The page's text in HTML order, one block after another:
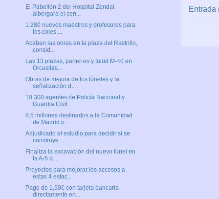
Entrada
El Pabellón 2 del Hospital Zendal
albergará el cen...
1.280 nuevos maestros y profesores para
los coles ...
Acaban las obras en la plaza del Rastrillo,
consid...
Las 13 plazas, parterres y talud M-40 en
Orcasitas...
Obras de mejora de los túneles y la
señalización d...
10.300 agentes de Policía Nacional y
Guardia Civil...
8,5 millones destinados a la Comunidad
de Madrid p...
Adjudicado el estudio para decidir si se
construye...
Finaliza la excavación del nuevo túnel en
la A-5 d...
Proyectos para mejorar los accesos a
estas 4 estac...
Pago de 1,50€ con tarjeta bancaria
directamente en...